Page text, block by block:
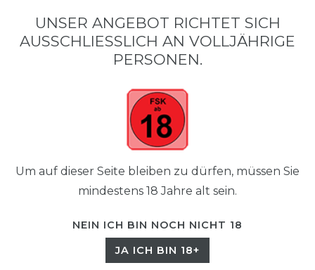
0
0,00 EUR
UNSER ANGEBOT RICHTET SICH
AUSSCHLIESSLICH AN VOLLJÄHRIGE P
ERSONEN.
Um auf dieser Seite bleiben zu dürfen, müssen Sie
mindestens 18 Jahre alt sein.
NEIN ICH BIN NOCH NICHT 18
JA ICH BIN 18+